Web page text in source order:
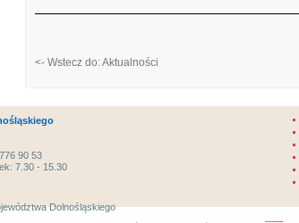
<- Wstecz do: Aktualności
90 53
7.30 - 15.30
Dolnośląskiego